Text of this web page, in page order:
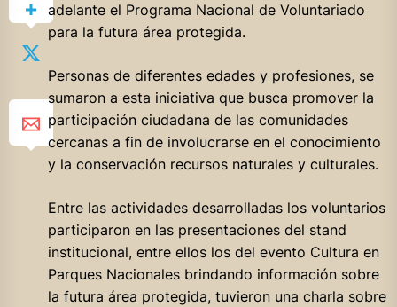
adelante el Programa Nacional de Voluntariado
para la futura área protegida.
Personas de diferentes edades y profesiones, se
sumaron a esta iniciativa que busca promover la
participación ciudadana de las comunidades
cercanas a fin de involucrarse en el conocimiento
y la conservación recursos naturales y culturales.
Entre las actividades desarrolladas los voluntarios
participaron en las presentaciones del stand
institucional, entre ellos los del evento Cultura en
Parques Nacionales brindando información sobre
la futura área protegida, tuvieron una charla sobre